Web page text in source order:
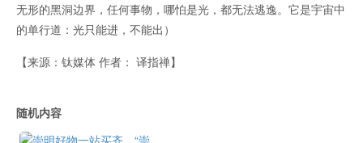
无形的黑洞边界，任何事物，哪怕是光，都无法逃逸。它是宇宙中
的单行道：光只能进，不能出）
【来源：钛媒体 作者： 译指禅】
随机内容